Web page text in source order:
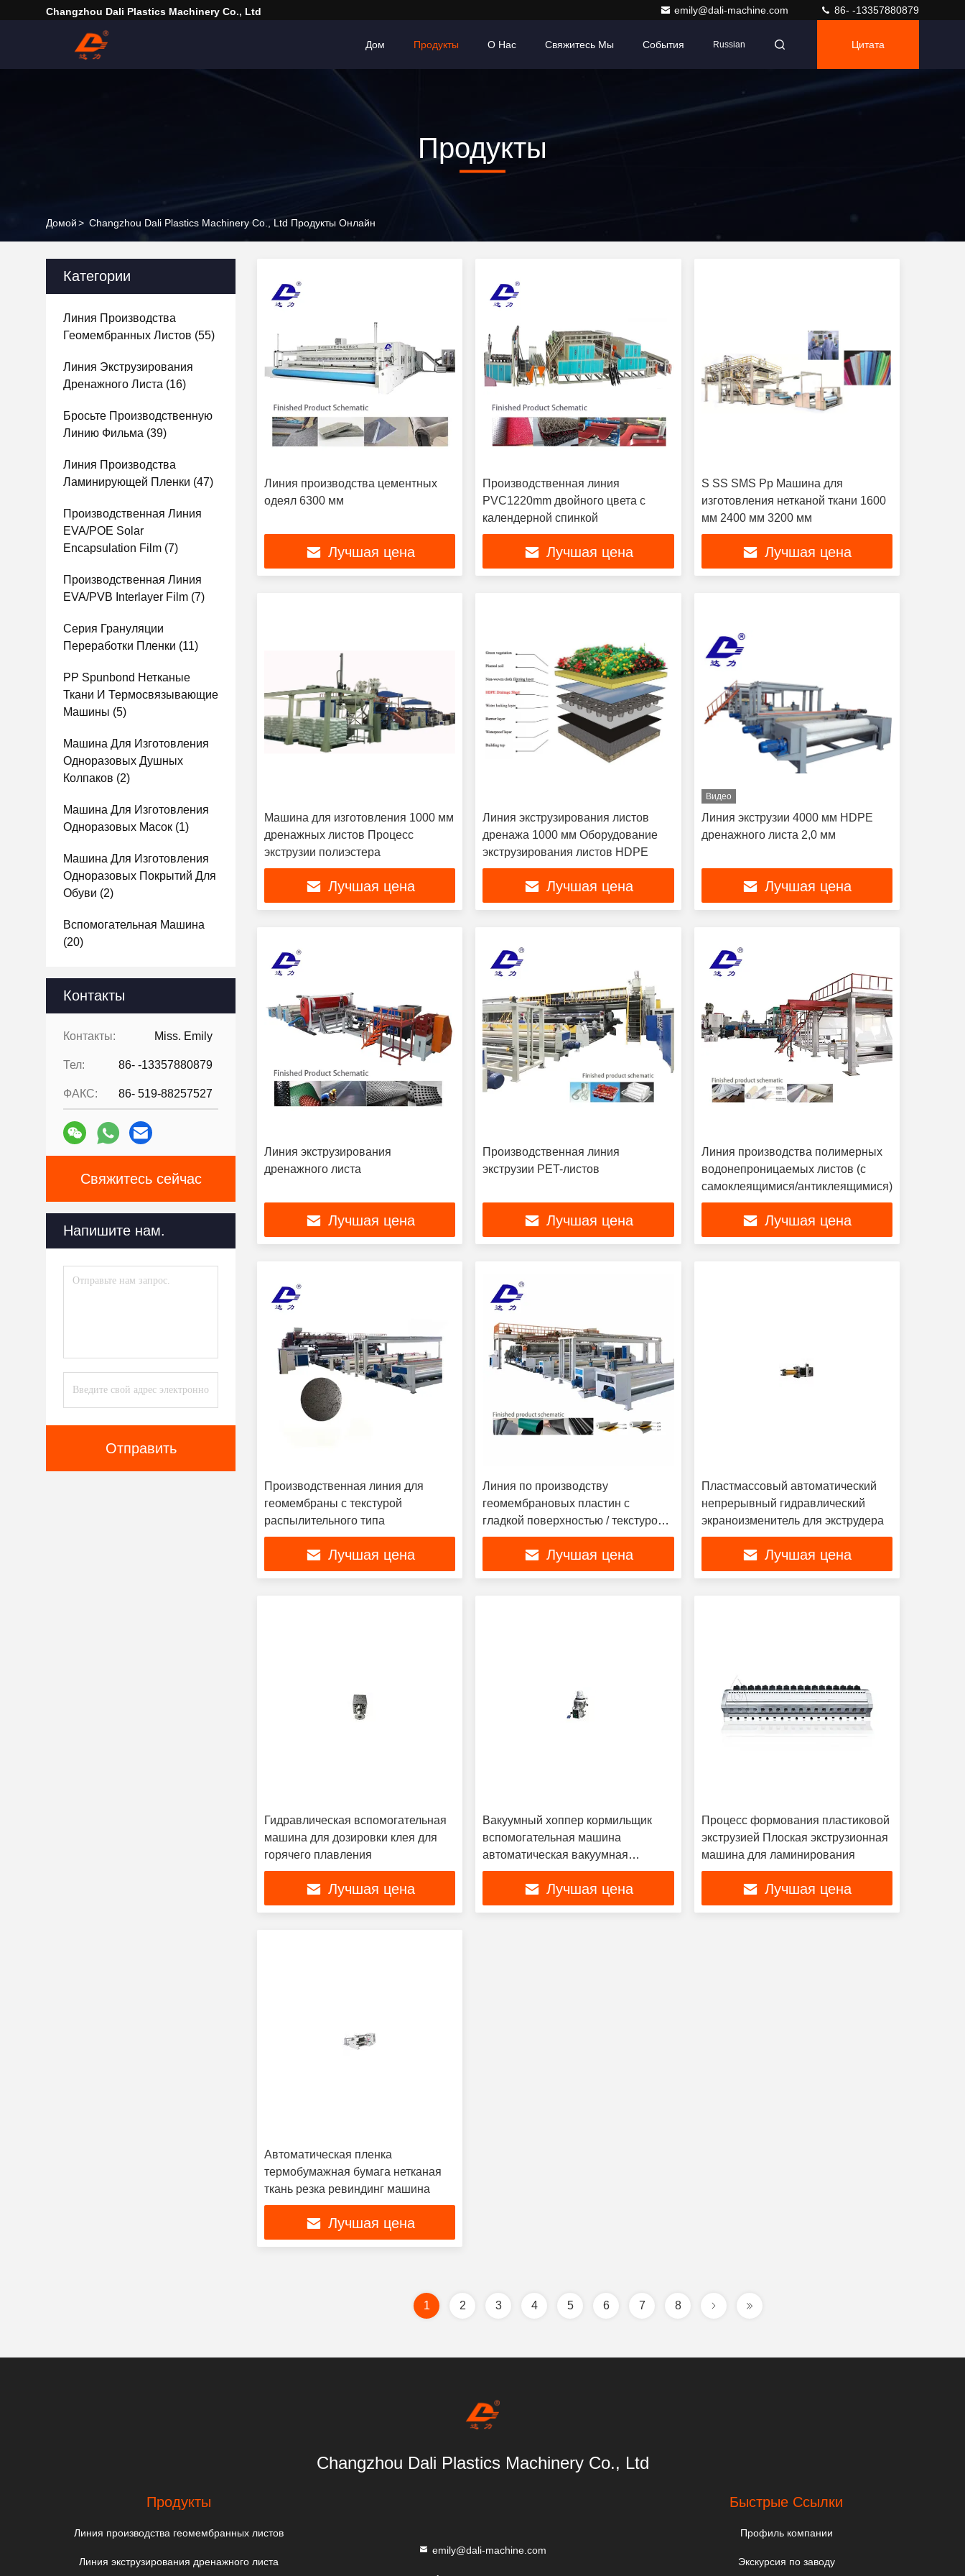
Changzhou Dali Plastics Machinery Co., Ltd emily@dali-machine.com 86- -13357880879
Дом Продукты О Нас Свяжитесь Мы События Russian Цитата
Продукты
Домой> Changzhou Dali Plastics Machinery Co., Ltd Продукты Онлайн
Категории
Линия Производства
Геомембранных Листов (55)
Линия Экструзирования
Дренажного Листа (16)
Бросьте Производственную
Линию Фильма (39)
Линия Производства
Ламинирующей Пленки (47)
Производственная Линия
EVA/POE Solar
Encapsulation Film (7)
Производственная Линия
EVA/PVB Interlayer Film (7)
Серия Грануляции
Переработки Пленки (11)
PP Spunbond Нетканые
Ткани И Термосвязывающие
Машины (5)
Машина Для Изготовления
Одноразовых Душных
Колпаков (2)
Машина Для Изготовления
Одноразовых Масок (1)
Машина Для Изготовления
Одноразовых Покрытий Для
Обуви (2)
Вспомогательная Машина
(20)
Контакты
Контакты: Miss. Emily
Тел: 86- -13357880879
ФАКС: 86- 519-88257527
Свяжитесь сейчас
Напишите нам.
Отправить
Линия производства цементных
одеял 6300 мм
Лучшая цена
Производственная линия
PVC1220mm двойного цвета с
календерной спинкой
Лучшая цена
S SS SMS Pp Машина для
изготовления нетканой ткани 1600
мм 2400 мм 3200 мм
Лучшая цена
Машина для изготовления 1000 мм
дренажных листов Процесс
экструзии полиэстера
Лучшая цена
Линия экструзирования листов
дренажа 1000 мм Оборудование
экструзирования листов HDPE
Лучшая цена
Видео
Линия экструзии 4000 мм HDPE
дренажного листа 2,0 мм
Лучшая цена
Линия экструзирования
дренажного листа
Лучшая цена
Производственная линия
экструзии PET-листов
Лучшая цена
Линия производства полимерных
водонепроницаемых листов (с
самоклеящимися/антиклеящимися)
Лучшая цена
Производственная линия для
геомембраны с текстурой
распылительного типа
Лучшая цена
Линия по производству
геомембрановых пластин с
гладкой поверхностью / текстурой /
распылительной грубой /
текстильной композицией
Лучшая цена
Пластмассовый автоматический
непрерывный гидравлический
экраноизменитель для экструдера
Лучшая цена
Гидравлическая вспомогательная
машина для дозировки клея для
горячего плавления
Лучшая цена
Вакуумный хоппер кормильщик
вспомогательная машина
автоматическая вакуумная
питающая машина
Лучшая цена
Процесс формования пластиковой
экструзией Плоская экструзионная
машина для ламинирования
Лучшая цена
Автоматическая пленка
термобумажная бумага нетканая
ткань резка ревиндинг машина
Лучшая цена
1 2 3 4 5 6 7 8
Changzhou Dali Plastics Machinery Co., Ltd
Продукты
Линия производства геомембранных листов
Линия экструзирования дренажного листа
emily@dali-machine.com
Быстрые Ссылки
Профиль компании
Экскурсия по заводу